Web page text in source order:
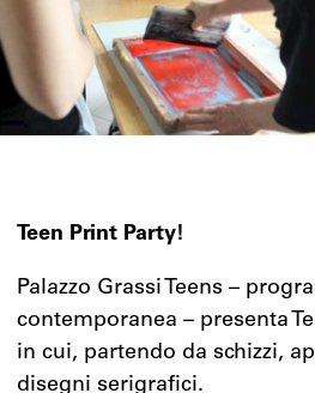
Teen Print Party!
Palazzo Grassi Teens –
contemporanea – presenta
in cui, partendo da schizzi,
disegni serigrafici.